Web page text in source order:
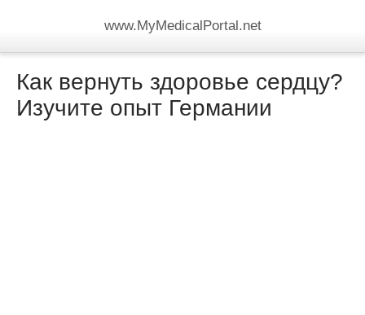
www.MyMedicalPortal.net
Как вернуть здоровье сердцу?
Изучите опыт Германии